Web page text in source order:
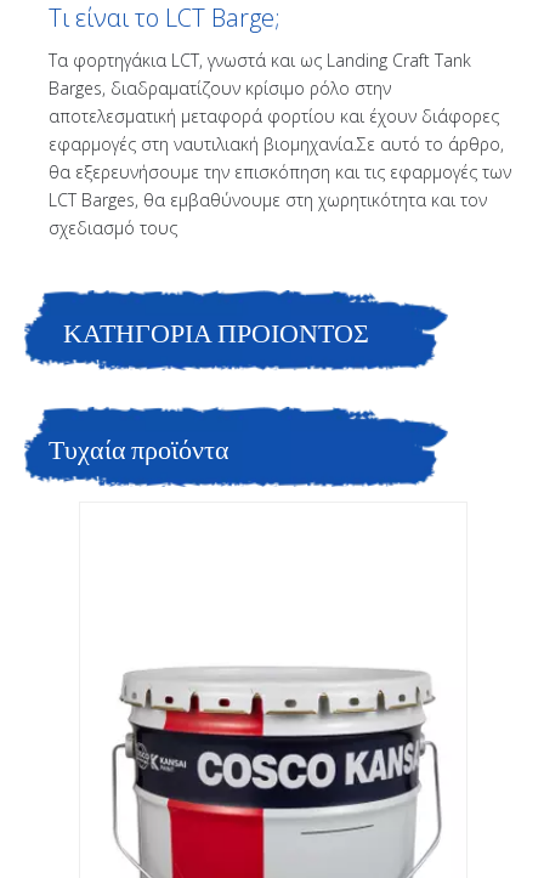
Τι είναι το LCT Barge;
Τα φορτηγάκια LCT, γνωστά και ως Landing Craft Tank
Barges, διαδραματίζουν κρίσιμο ρόλο στην
αποτελεσματική μεταφορά φορτίου και έχουν διάφορες
εφαρμογές στη ναυτιλιακή βιομηχανία.Σε αυτό το άρθρο,
θα εξερευνήσουμε την επισκόπηση και τις εφαρμογές των
LCT Barges, θα εμβαθύνουμε στη χωρητικότητα και τον
σχεδιασμό τους
ΚΑΤΗΓΟΡΙΑ ΠΡΟΙΟΝΤΟΣ
Τυχαία προϊόντα